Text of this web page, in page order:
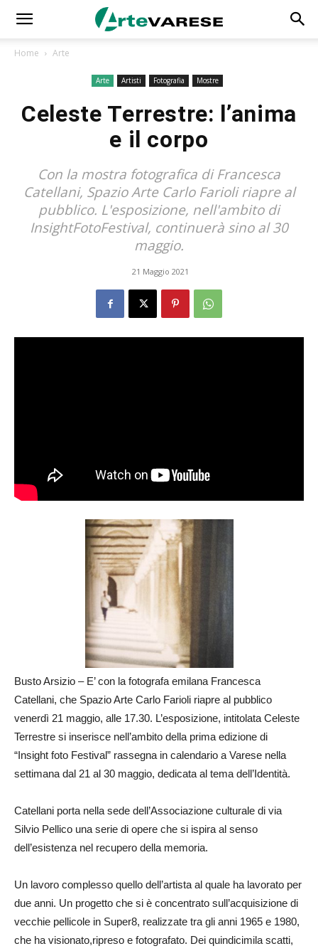
Home Arte
Arte Artisti Fotografia Mostre
Celeste Terrestre: l’anima
e il corpo
Con la mostra fotografica di Francesca
Catellani, Spazio Arte Carlo Farioli riapre al
pubblico. L'esposizione, nell'ambito di
InsightFotoFestival, continuerà sino al 30
maggio.
21 Maggio 2021
Busto Arsizio – E’ con la fotografa emilana Francesca
Catellani, che Spazio Arte Carlo Farioli riapre al pubblico
venerdì 21 maggio, alle 17.30. L’esposizione, intitolata Celeste
Terrestre si inserisce nell’ambito della prima edizione di
“Insight foto Festival” rassegna in calendario a Varese nella
settimana dal 21 al 30 maggio, dedicata al tema dell’Identità.
Catellani porta nella sede dell’Associazione culturale di via
Silvio Pellico una serie di opere che si ispira al senso
dell’esistenza nel recupero della memoria.
Un lavoro complesso quello dell’artista al quale ha lavorato per
due anni. Un progetto che si è concentrato sull’acquisizione di
vecchie pellicole in Super8, realizzate tra gli anni 1965 e 1980,
che ha visionato,ripreso e fotografato. Dei quindicimila scatti,